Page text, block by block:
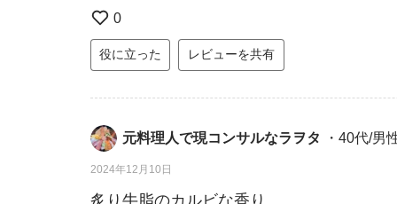
0
役に立った レビューを共有
元料理人で現コンサルなラヲタ ・40代/男
2024年12月10日
炙り牛脂のカルビな香り